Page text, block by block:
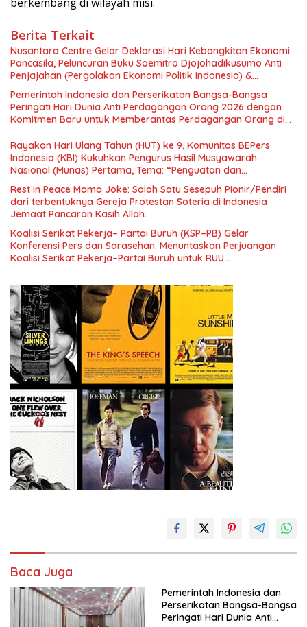
Berita Terkait
Nusantara Centre Gelar Deklarasi Hari Kebangkitan Ekonomi
Pancasila, Peluncuran Buku Soemitro Djojohadikusumo Anti
Penjajahan (Pergolakan Ekonomi Politik Indonesia) &
Simposium Nasional “Urgensi Undang-Undang Perekonomian
Nasional dan Kesejahteraan Sosial dalam Menata Bangsa
Menuju Indonesia Emas 2045”,
Pemerintah Indonesia dan Perserikatan Bangsa-Bangsa
Peringati Hari Dunia Anti Perdagangan Orang 2026 dengan
Komitmen Baru untuk Memberantas Perdagangan Orang di
Rayakan Hari Ulang Tahun (HUT) ke 9, Komunitas BEPers
Indonesia (KBI) Kukuhkan Pengurus Hasil Musyawarah
Nasional (Munas) Pertama, Tema: “Penguatan dan
Pengembangan Organisasi KBI yang Berbasis Riset di seluruh
Indonesia dan Mancanegara”.
Rest In Peace Mama Joke: Salah Satu Sesepuh Pionir/Pendiri
dari terbentuknya Gereja Protestan Soteria di Indonesia
Jemaat Pancaran Kasih Allah.
Koalisi Serikat Pekerja– Partai Buruh (KSP–PB) Gelar
Konferensi Pers dan Sarasehan: Menuntaskan Perjuangan
Koalisi Serikat Pekerja–Partai Buruh untuk RUU
Baca Juga
Pemerintah Indonesia dan
Perserikatan Bangsa-Bangsa
Peringati Hari Dunia Anti